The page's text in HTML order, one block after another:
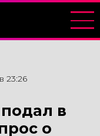
23:26
в
о